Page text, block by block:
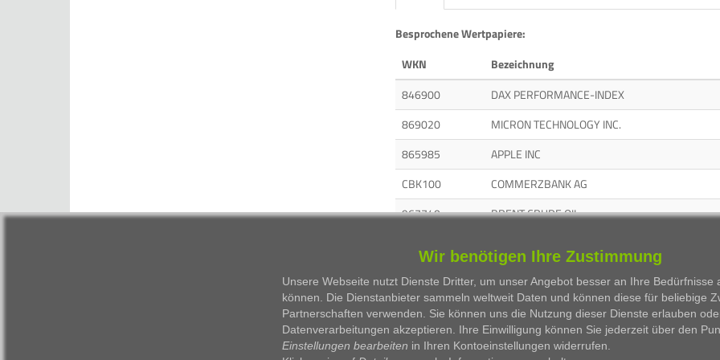
Besprochene Wertpapiere:
WKN
Bezeichnung
846900
DAX PERFORMANCE-INDEX
869020
MICRON TECHNOLOGY INC.
865985
APPLE INC
CBK100
COMMERZBANK AG
967740
BRENT CRUDE OIL
965515
GOLD / US DOLLAR
703000
RHEINMETALL AG
Wir benötigen Ihre Zustimmung
Unsere Webseite nutzt Dienste Dritter, um unser Angebot besser an Ihre Bedürfnisse
können. Die Dienstanbieter sammeln weltweit Daten und können diese für beliebige
Partnerschaften verwenden. Sie können uns die Nutzung dieser Dienste erlauben
Datenverarbeitungen akzeptieren. Ihre Einwilligung können Sie jederzeit über den
Einstellungen bearbeiten in Ihren Kontoeinstellungen widerrufen.